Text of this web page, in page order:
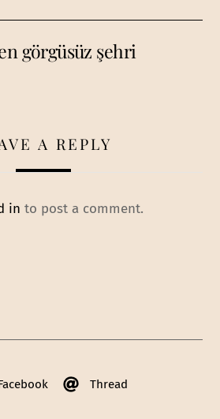
görgüsüz şehri
A REPLY
in to post a comment.
Thread